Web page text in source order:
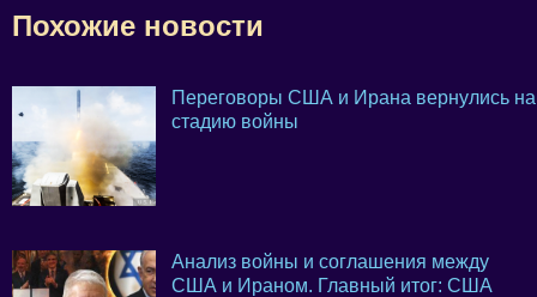
Похожие новости
Переговоры США и Ирана вернулись на
стадию войны
Анализ войны и соглашения между
США и Ираном. Главный итог: США